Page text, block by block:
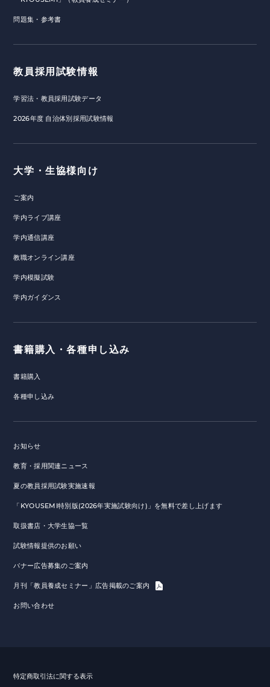
問題集・参考書
教員採用試験情報
学習法・教員採用試験データ
2026年度 自治体別採用試験情報
大学・生協様向け
ご案内
学内ライブ講座
学内通信講座
教職オンライン講座
学内模擬試験
学内ガイダンス
書籍購入・各種申し込み
書籍購入
各種申し込み
お知らせ
教育・採用関連ニュース
夏の教員採用試験実施速報
「KYOUSEMI特別版(2026年実施試験向け)」を無料で差し上げます
取扱書店・大学生協一覧
試験情報提供のお願い
バナー広告募集のご案内
月刊「教員養成セミナー」広告掲載のご案内
お問い合わせ
特定商取引法に関する表示